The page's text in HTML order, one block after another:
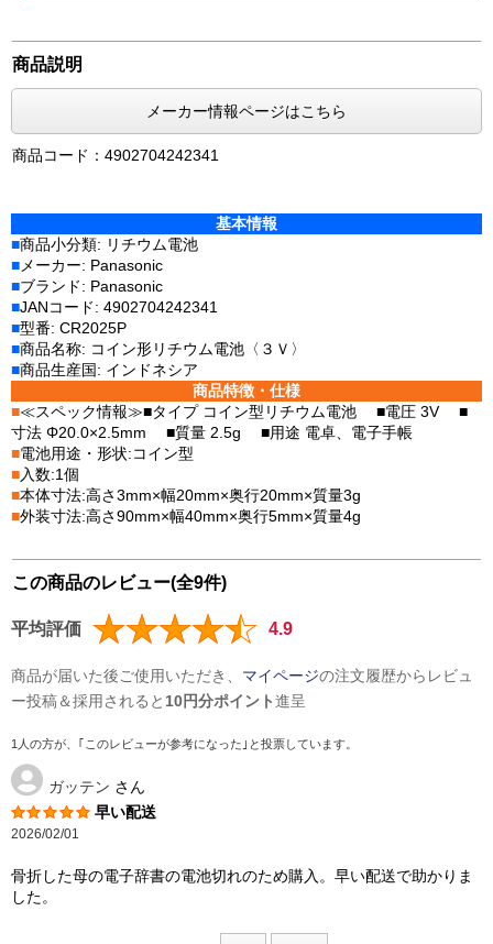
商品説明
メーカー情報ページはこちら
商品コード：4902704242341
基本情報
■商品小分類: リチウム電池
■ メーカー: Panasonic
■ブランド: Panasonic
■JANコード: 4902704242341
■型番: CR2025P
■商品名称: コイン形リチウム電池〈３Ｖ〉
■商品生産国: インドネシア
商品特徴・仕様
■≪スペック情報≫■タイプ コイン型リチウム電池 ■電圧 3V ■
寸法 Φ20.0×2.5mm ■質量 2.5g ■用途 電卓、電子手帳
■電池用途・形状:コイン型
■入数:1個
■本体寸法:高さ3mm×幅20mm×奥行20mm×質量3g
■外装寸法:高さ90mm×幅40mm×奥行5mm×質量4g
この商品のレビュー(全9件)
平均評価 4.9
商品が届いた後ご使用いただき、 マイページの注文履歴からレビュ
ー投稿＆採用されると 10円分ポイント進呈
1人の方が、｢このレビューが参考になった｣と投票しています。
ガッテン さん
早い配送
2026/02/01
骨折した母の電子辞書の電池切れのため購入。早い配送で助かりま
した。